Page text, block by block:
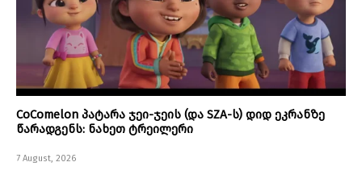
CoComelon პატარა ჯეი-ჯეის (და SZA-ს) დიდ ეკრანზე
წარადგენს: ნახეთ ტრეილერი
7 August, 2026